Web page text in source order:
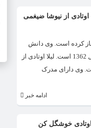
اوتادی از نیوشا ضیغمی
را آغاز کرده است. وی دانش
آموخته کارشناسی معماری داخلی از دانشگاه هنر تهران است. لیلا اوتادی به دلیل ظاهر جذاب و زیبایش بین بازیگر های دیگر معروف است. لیلا اوتادی متولد سال 1362 است. لیلا اوتادی از
و تئاتر اهل ایران است. وی دارای مدرک
ادامه خبر
اوتادی خوشگل کن